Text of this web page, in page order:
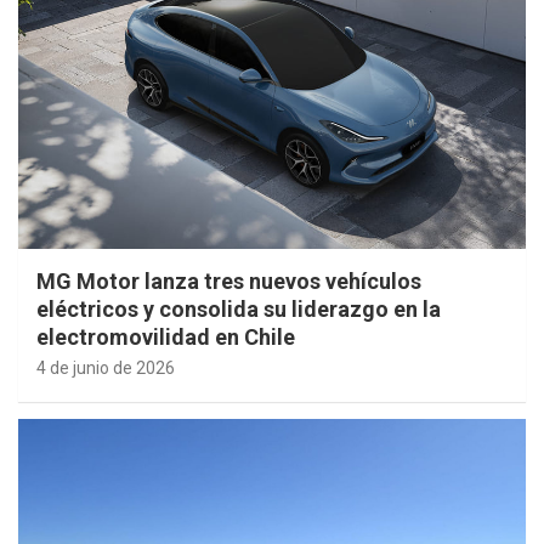
MG Motor lanza tres nuevos vehículos
eléctricos y consolida su liderazgo en la
electromovilidad en Chile
4 de junio de 2026